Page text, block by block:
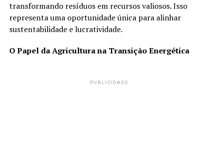
transformando resíduos em recursos valiosos. Isso
representa uma oportunidade única para alinhar
sustentabilidade e lucratividade.
O Papel da Agricultura na Transição Energética
PUBLICIDADE